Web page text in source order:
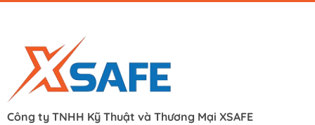
Công ty TNHH Kỹ Thuật và Thương Mại XSAFE